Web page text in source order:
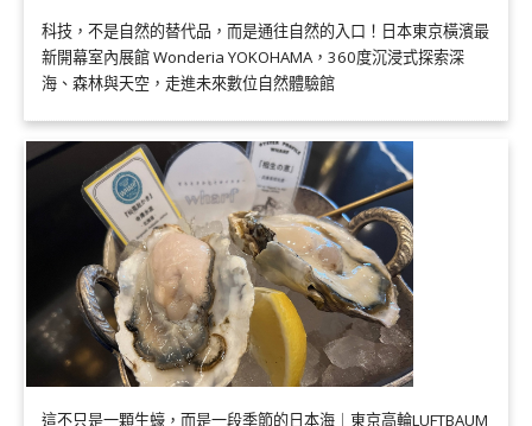
科技，不是自然的替代品，而是通往自然的入口！日本東京橫濱最
新開幕室內展館 Wonderia YOKOHAMA，360度沉浸式探索深
海、森林與天空，走進未來數位自然體驗館
這不只是一顆生蠔，而是一段季節的日本海｜東京高輪LUFTBAUM